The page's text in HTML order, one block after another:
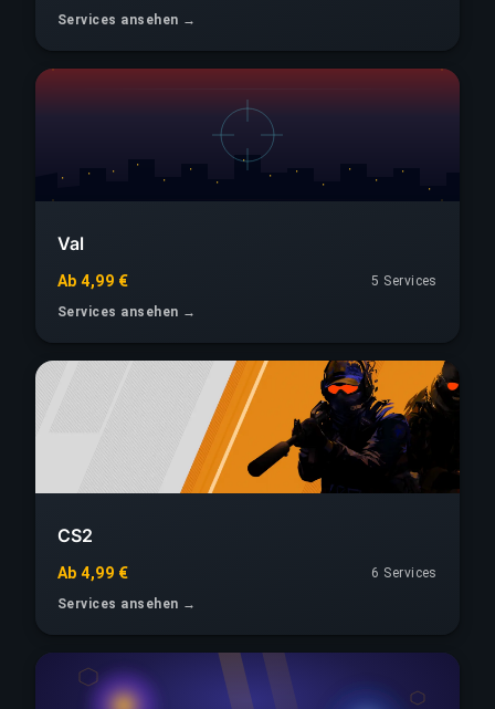
Services ansehen →
Val
Ab 4,99 €
5 Services
Services ansehen →
CS2
Ab 4,99 €
6 Services
Services ansehen →